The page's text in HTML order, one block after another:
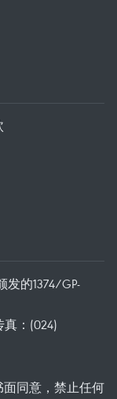
发的1374/GP-
真：(024)
面同意，禁止任何